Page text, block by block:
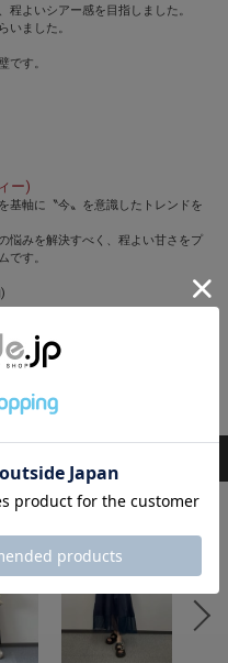
よいシアー感を目指しました。
いました。
です。
ー)
基軸に〝今〟を意識したトレンドを
悩みを解決すべく、程よい甘さをプ
です。